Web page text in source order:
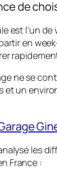
de
est l’un
en
ne se
et un
les
France :